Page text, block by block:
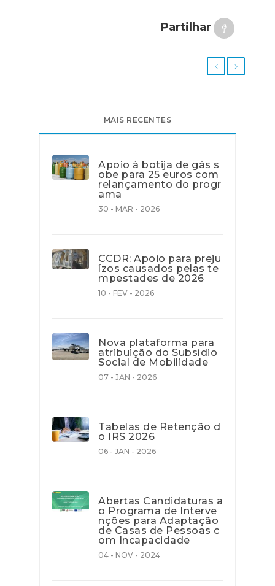
Partilhar
MAIS RECENTES
Apoio à botija de gás s
obe para 25 euros com
relançamento do progr
ama
30 - MAR - 2026
CCDR: Apoio para preju
ízos causados pelas te
mpestades de 2026
10 - FEV - 2026
Nova plataforma para
atribuição do Subsídio
Social de Mobilidade
07 - JAN - 2026
Tabelas de Retenção d
o IRS 2026
06 - JAN - 2026
Abertas Candidaturas a
o Programa de Interve
nções para Adaptação
de Casas de Pessoas c
om Incapacidade
04 - NOV - 2024